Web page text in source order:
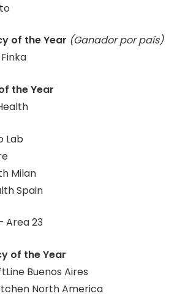
of the Year (Ganador por país)
the Year
Lab
Milan
Spain
Area 23
of the Year
Buenos Aires
North America